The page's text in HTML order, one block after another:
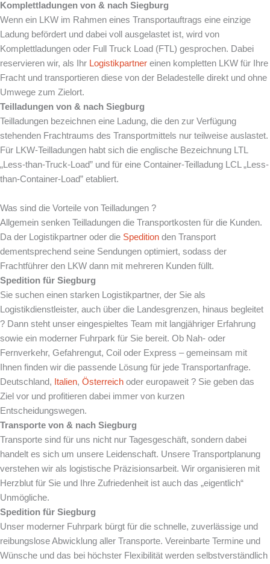
Komplettladungen von & nach Siegburg
Wenn ein LKW im Rahmen eines Transportauftrags eine einzige
Ladung befördert und dabei voll ausgelastet ist, wird von
Komplettladungen oder Full Truck Load (FTL) gesprochen. Dabei
reservieren wir, als Ihr Logistikpartner einen kompletten LKW für Ihre
Fracht und transportieren diese von der Beladestelle direkt und ohne
Umwege zum Zielort.
Teilladungen von & nach Siegburg
Teilladungen bezeichnen eine Ladung, die den zur Verfügung
stehenden Frachtraums des Transportmittels nur teilweise auslastet.
Für LKW-Teilladungen habt sich die englische Bezeichnung LTL
„Less-than-Truck-Load” und für eine Container-Teilladung LCL „Less-
than-Container-Load” etabliert.
Was sind die Vorteile von Teilladungen ?
Allgemein senken Teilladungen die Transportkosten für die Kunden.
Da der Logistikpartner oder die Spedition den Transport
dementsprechend seine Sendungen optimiert, sodass der
Frachtführer den LKW dann mit mehreren Kunden füllt.
Spedition für Siegburg
Sie suchen einen starken Logistikpartner, der Sie als
Logistikdienstleister, auch über die Landesgrenzen, hinaus begleitet
? Dann steht unser eingespieltes Team mit langjähriger Erfahrung
sowie ein moderner Fuhrpark für Sie bereit. Ob Nah- oder
Fernverkehr, Gefahrengut, Coil oder Express – gemeinsam mit
Ihnen finden wir die passende Lösung für jede Transportanfrage.
Deutschland, Italien, Österreich oder europaweit ? Sie geben das
Ziel vor und profitieren dabei immer von kurzen
Entscheidungswegen.
Transporte von & nach Siegburg
Transporte sind für uns nicht nur Tagesgeschäft, sondern dabei
handelt es sich um unsere Leidenschaft. Unsere Transportplanung
verstehen wir als logistische Präzisionsarbeit. Wir organisieren mit
Herzblut für Sie und Ihre Zufriedenheit ist auch das „eigentlich“
Unmögliche.
Spedition für Siegburg
Unser moderner Fuhrpark bürgt für die schnelle, zuverlässige und
reibungslose Abwicklung aller Transporte. Vereinbarte Termine und
Wünsche und das bei höchster Flexibilität werden selbstverständlich